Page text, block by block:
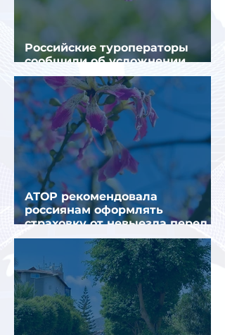
Российские туроператоры
сообщили об усложнении
получения виз в Грецию
АТОР рекомендовала
россиянам оформлять
страховку от невыезда перед
поездкой в Грецию